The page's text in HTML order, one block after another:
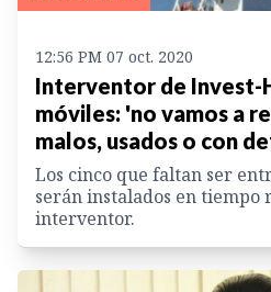
12:56 PM 07 oct. 2020
Interventor de Invest-
móviles: 'no vamos a
malos, usados o con
Los cinco que faltan ser
serán instalados en tiempo
interventor.